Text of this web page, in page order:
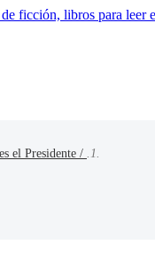
el Presidente / .1.